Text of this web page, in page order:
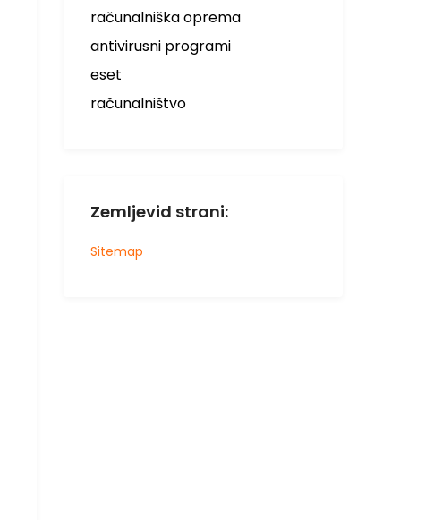
računalniška oprema
antivirusni programi
eset
računalništvo
Zemljevid strani:
Sitemap